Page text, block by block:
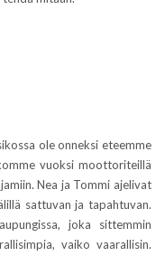
ole onneksi eteemme
vuoksi moottoriteillä
Nea ja Tommi ajelivat
sattuvan ja tapahtuvan.
joka sittemmin
vaiko vaarallisin.